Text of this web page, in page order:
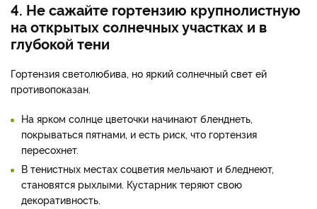
4. Не сажайте гортензию крупнолистную
на открытых солнечных участках и в
глубокой тени
Гортензия светолюбива, но яркий солнечный свет ей
противопоказан.
На ярком солнце цветочки начинают бленднеть,
покрываться пятнами, и есть риск, что гортензия
пересохнет.
В тенистных местах соцветия мельчают и бледнеют,
становятся рыхлыми. Кустарник теряют свою
декоративность.